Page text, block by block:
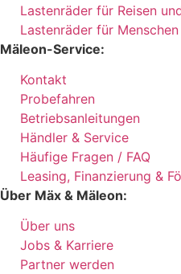
Lastenräder für Reisen
Lastenräder für
Mäleon-Service:
Kontakt
Probefahren
Betriebsanleitungen
Händler & Service
Häufige Fragen / FAQ
Leasing, Finanzierung &
Über Mäx & Mäleon:
Über uns
Jobs & Karriere
Partner werden